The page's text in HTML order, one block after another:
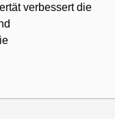
verbessert die